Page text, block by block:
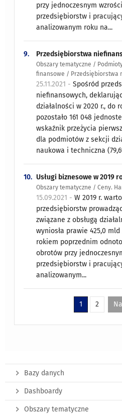
przy jednoczesnym
przedsiębiorstw i
analizowanym roku na...
9. Przedsiębiorstwa
Obszary tematyczne /
finansowe / Przedsiębiorstwa
25.11.2021 -Spośród
niefinansowych,
działalności w 2020 r., do
pozostało 161 048
wskaźnik przeżycia
dla podmiotów z sekcji
naukowa i techniczna
10. Usługi biznesowe w 2019
Obszary tematyczne / Ceny.
15.09.2021 -W 2019 r.
przedsiębiorstw
związane z obsługą
wyniosła prawie 425,0 mld
rokiem poprzednim
obrotów przy
przedsiębiorstw i
analizowanym...
1 2
Bazy danych
Dashboardy
Obszary tematyczne